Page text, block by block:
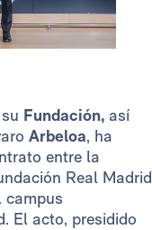
Fundación, así
Arbeloa, ha
entre la
Real Madrid
campus
El acto, presidido